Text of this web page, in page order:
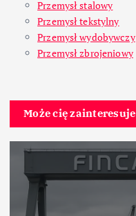
Przemysł stalowy
Przemysł tekstylny
Przemysł wydobywczy
Przemysł zbrojeniowy
Może cię zainteresuje